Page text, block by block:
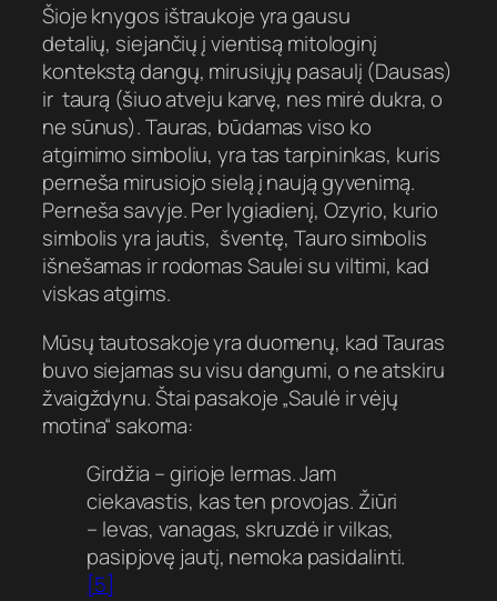
Šioje knygos ištraukoje yra gausu
detalių, siejančių į vientisą mitologinį
kontekstą dangų, mirusiųjų pasaulį (Dausas)
ir taurą (šiuo atveju karvę, nes mirė dukra, o
ne sūnus). Tauras, būdamas viso ko
atgimimo simboliu, yra tas tarpininkas, kuris
perneša mirusiojo sielą į naują gyvenimą.
Perneša savyje. Per lygiadienį, Ozyrio, kurio
simbolis yra jautis, šventę, Tauro simbolis
išnešamas ir rodomas Saulei su viltimi, kad
viskas atgims.
Mūsų tautosakoje yra duomenų, kad Tauras
buvo siejamas su visu dangumi, o ne atskiru
žvaigždynu. Štai pasakoje „Saulė ir vėjų
motina“ sakoma:
Girdžia – girioje lermas. Jam
ciekavastis, kas ten provojas. Žiūri
– levas, vanagas, skruzdė ir vilkas,
pasipjovę jautį, nemoka pasidalinti.
[5]